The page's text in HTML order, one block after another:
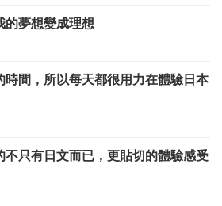
的夢想變成理想
時間，所以每天都很用力在體驗日本
不只有日文而已，更貼切的體驗感受